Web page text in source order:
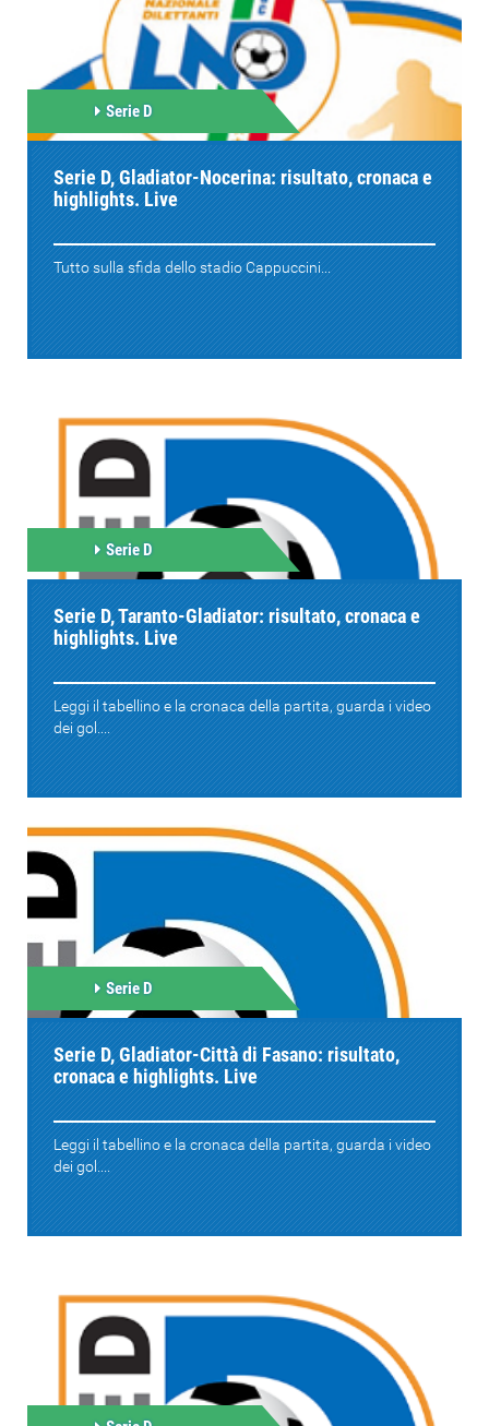
Serie D
Serie D, Gladiator-Nocerina: risultato, cronaca e
highlights. Live
Tutto sulla sfida dello stadio Cappuccini...
Serie D
Serie D, Taranto-Gladiator: risultato, cronaca e
highlights. Live
Leggi il tabellino e la cronaca della partita, guarda i video
dei gol....
Serie D
Serie D, Gladiator-Città di Fasano: risultato,
cronaca e highlights. Live
Leggi il tabellino e la cronaca della partita, guarda i video
dei gol....